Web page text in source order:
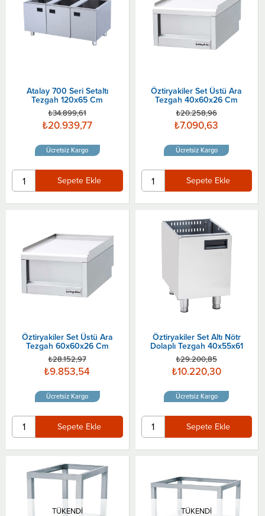
Atalay 700 Seri Setaltı
Tezgah 120x65 Cm
₺20.939,77
₺34.899,61
Sepete Ekle
Ücretsiz Kargo
Öztiryakiler Set Üstü Ara
Tezgah 40x60x26 Cm
₺7.090,63
₺20.258,96
Sepete Ekle
Ücretsiz Kargo
Öztiryakiler Set Üstü Ara
Tezgah 60x60x26 Cm
₺9.853,54
₺28.152,97
Sepete Ekle
Ücretsiz Kargo
Öztiryakiler Set Altı Nötr
Dolaplı Tezgah 40x55x61
₺10.220,30
₺29.200,85
Sepete Ekle
Ücretsiz Kargo
TÜKENDI TÜKENDI